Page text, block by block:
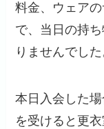
料金、ウェア
で、当日の持
りませんでした
本日入会した
を受けると更